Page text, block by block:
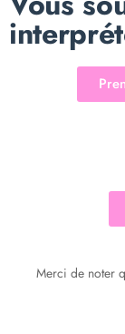
Merci de noter